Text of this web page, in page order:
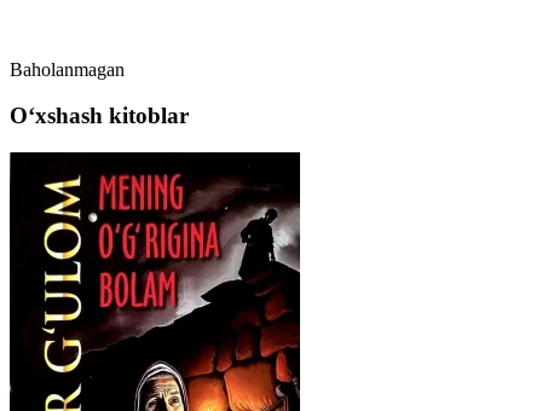
Baholanmagan
Oʻxshash kitoblar